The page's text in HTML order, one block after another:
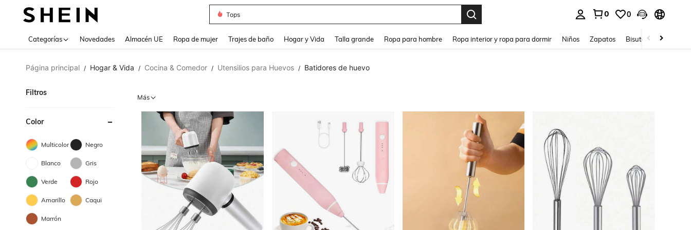
Tops
0 0
Categorías Novedades Almacén UE Ropa de mujer Trajes de baño Hogar y Vida Talla grande Ropa para hombre Ropa interior y ropa para dormir Niños Zapatos Bisutería Y
Página principal / Hogar & Vida / Cocina & Comedor / Utensilios para Huevos / Batidores de huevo
Filtros
Color
Multicolor Negro
Blanco Gris
Verde Rojo
Amarillo Caqui
Marrón
Más